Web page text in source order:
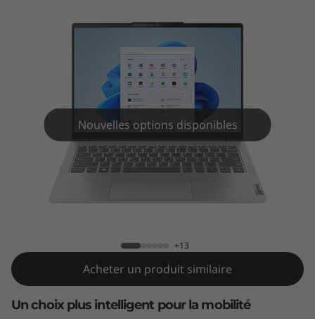
4
Nouvelles options disponibles
+13
Acheter un produit similaire
Un choix plus intelligent pour la mobilité